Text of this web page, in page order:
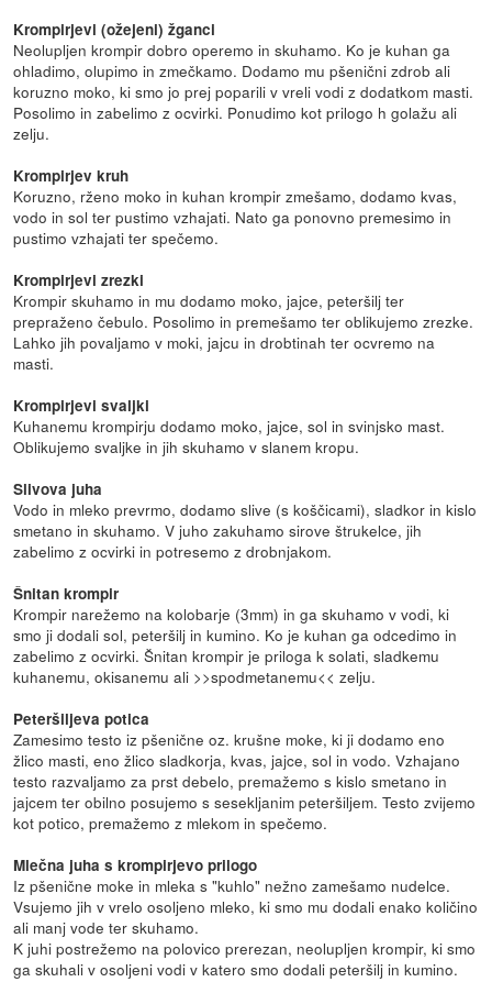
Krompirjevi (ožejeni) žganci
Neolupljen krompir dobro operemo in skuhamo. Ko je kuhan ga
ohladimo, olupimo in zmečkamo. Dodamo mu pšenični zdrob ali
koruzno moko, ki smo jo prej poparili v vreli vodi z dodatkom masti.
Posolimo in zabelimo z ocvirki. Ponudimo kot prilogo h golažu ali
zelju.
Krompirjev kruh
Koruzno, rženo moko in kuhan krompir zmešamo, dodamo kvas,
vodo in sol ter pustimo vzhajati. Nato ga ponovno premesimo in
pustimo vzhajati ter spečemo.
Krompirjevi zrezki
Krompir skuhamo in mu dodamo moko, jajce, peteršilj ter
prepraženo čebulo. Posolimo in premešamo ter oblikujemo zrezke.
Lahko jih povaljamo v moki, jajcu in drobtinah ter ocvremo na
masti.
Krompirjevi svaljki
Kuhanemu krompirju dodamo moko, jajce, sol in svinjsko mast.
Oblikujemo svaljke in jih skuhamo v slanem kropu.
Slivova juha
Vodo in mleko prevrmo, dodamo slive (s koščicami), sladkor in kislo
smetano in skuhamo. V juho zakuhamo sirove štrukelce, jih
zabelimo z ocvirki in potresemo z drobnjakom.
Šnitan krompir
Krompir narežemo na kolobarje (3mm) in ga skuhamo v vodi, ki
smo ji dodali sol, peteršilj in kumino. Ko je kuhan ga odcedimo in
zabelimo z ocvirki. Šnitan krompir je priloga k solati, sladkemu
kuhanemu, okisanemu ali >>spodmetanemu<< zelju.
Peteršiljeva potica
Zamesimo testo iz pšenične oz. krušne moke, ki ji dodamo eno
žlico masti, eno žlico sladkorja, kvas, jajce, sol in vodo. Vzhajano
testo razvaljamo za prst debelo, premažemo s kislo smetano in
jajcem ter obilno posujemo s sesekljanim peteršiljem. Testo zvijemo
kot potico, premažemo z mlekom in spečemo.
Mlečna juha s krompirjevo prilogo
Iz pšenične moke in mleka s "kuhlo" nežno zamešamo nudelce.
Vsujemo jih v vrelo osoljeno mleko, ki smo mu dodali enako količino
ali manj vode ter skuhamo.
K juhi postrežemo na polovico prerezan, neolupljen krompir, ki smo
ga skuhali v osoljeni vodi v katero smo dodali peteršilj in kumino.